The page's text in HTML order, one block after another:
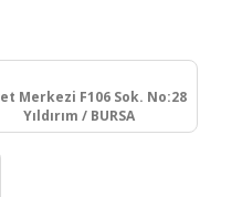
F106 Sok. No:28